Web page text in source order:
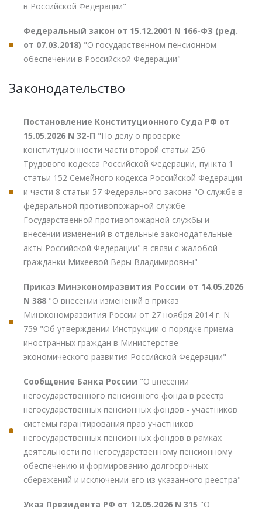
в Российской Федерации"
Федеральный закон от 15.12.2001 N 166-ФЗ (ред.
от 07.03.2018) "О государственном пенсионном
обеспечении в Российской Федерации"
Законодательство
Постановление Конституционного Суда РФ от
15.05.2026 N 32-П "По делу о проверке
конституционности части второй статьи 256
Трудового кодекса Российской Федерации, пункта 1
статьи 152 Семейного кодекса Российской Федерации
и части 8 статьи 57 Федерального закона "О службе в
федеральной противопожарной службе
Государственной противопожарной службы и
внесении изменений в отдельные законодательные
акты Российской Федерации" в связи с жалобой
гражданки Михеевой Веры Владимировны"
Приказ Минэкономразвития России от 14.05.2026
N 388 "О внесении изменений в приказ
Минэкономразвития России от 27 ноября 2014 г. N
759 "Об утверждении Инструкции о порядке приема
иностранных граждан в Министерстве
экономического развития Российской Федерации"
Сообщение Банка России "О внесении
негосударственного пенсионного фонда в реестр
негосударственных пенсионных фондов - участников
системы гарантирования прав участников
негосударственных пенсионных фондов в рамках
деятельности по негосударственному пенсионному
обеспечению и формированию долгосрочных
сбережений и исключении его из указанного реестра"
Указ Президента РФ от 12.05.2026 N 315 "О